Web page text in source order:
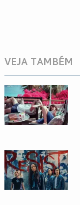
VEJA TAMBÉM